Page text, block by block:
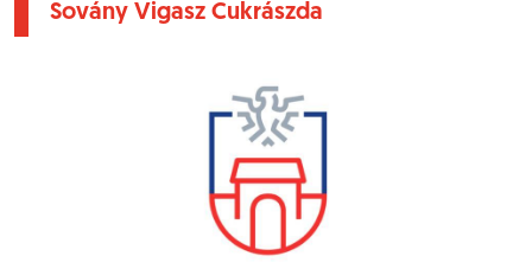
Sovány Vigasz Cukrászda